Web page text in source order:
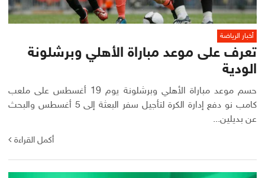
أخبار الرياضة
تعرف على موعد مباراة الأهلي وبرشلونة
الودية
حسم موعد مباراة الأهلي وبرشلونة يوم 19 أغسطس على ملعب
كامب نو دفع إدارة الكرة لتأجيل سفر البعثة إلى 5 أغسطس والبحث
عن بديلين...
أكمل القراءة